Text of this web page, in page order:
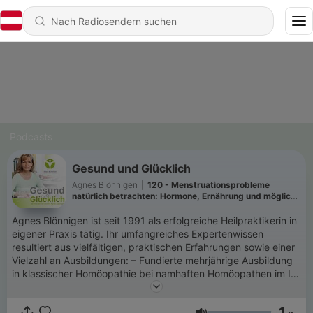
Gesund und Glücklich
Agnes Blönnigen
120 - Menstruationsprobleme
natürlich betrachten: Hormone, Ernährung und mögliche
Agnes Blönnigen ist seit 1991 als erfolgreiche Heilpraktikerin in
eigener Praxis tätig. Ihr umfangreiches Expertenwissen
resultiert aus vielfältigen, praktischen Erfahrungen sowie einer
Vielzahl an Ausbildungen: – Fundierte mehrjährige Ausbildung
in klassischer Homöopathie bei namhaften Homöopathen im In-
und Ausland – Fundierte mehrjährige Ausbildung an